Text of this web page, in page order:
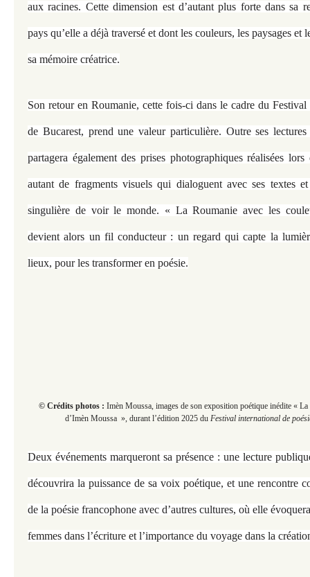
aux racines. Cette dimension est d’autant plus forte dans sa
pays qu’elle a déjà traversé et dont les couleurs, les paysages et
sa mémoire créatrice.
Son retour en Roumanie, cette fois-ci dans le cadre du
de Bucarest, prend une valeur particulière. Outre ses
partagera également des prises photographiques réalisées lors
autant de fragments visuels qui dialoguent avec ses textes
singulière de voir le monde. « La Roumanie avec les
devient alors un fil conducteur : un regard qui capte la
lieux, pour les transformer en poésie.
© Crédits photos : Imèn Moussa, images de son exposition poétique inédite «
d’Imèn Moussa », durantl’édition 2025 du Festival international de
Deux événements marqueront sa présence : une lecture
découvrira la puissance de sa voix poétique, et une rencontre
de la poésie francophone avec d’autres cultures, où elle
femmes dans l’écriture et l’importance du voyage dans la